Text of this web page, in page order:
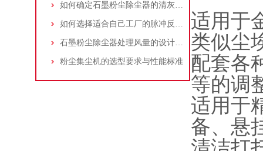
如何确定石墨粉尘除尘器的清灰速度？
如何选择适合自己工厂的脉冲反吹工业集尘器
石墨粉尘除尘器处理风量的设计，你了解多少
粉尘集尘机的选型要求与性能标准
适用于
类似尘
配套各
等的调
适用于
备、悬